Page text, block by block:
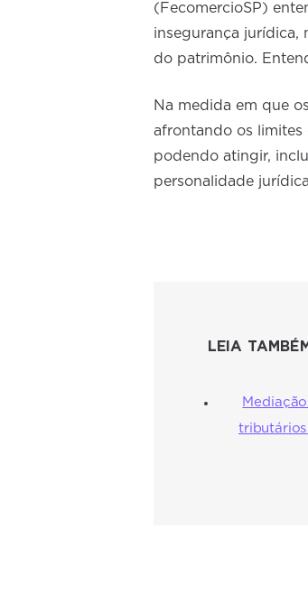
(FecomercioSP)
insegurança jurídica,
do patrimônio.
Na medida em que
afrontando os limites
podendo atingir,
personalidade
LEIA TAMBÉM
tributários